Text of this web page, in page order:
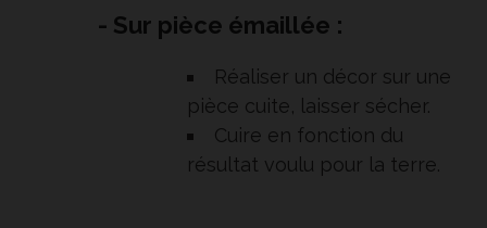
- Sur pièce émaillée :
Réaliser un décor sur une
pièce cuite, laisser sécher.
Cuire en fonction du
résultat voulu pour la terre.